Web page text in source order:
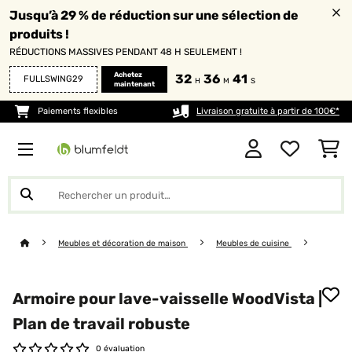
Jusqu’à 29 % de réduction sur une sélection de
produits !
RÉDUCTIONS MASSIVES PENDANT 48 H SEULEMENT !
FULLSWING29
Achetez
maintenant
32 H 36 M 41 S
Paiements flexibles Livraison gratuite à partir de 100€*
Meubles et décoration de maison Meubles de cuisine
Armoire pour lave-vaisselle WoodVista |
Plan de travail robuste
0 évaluation